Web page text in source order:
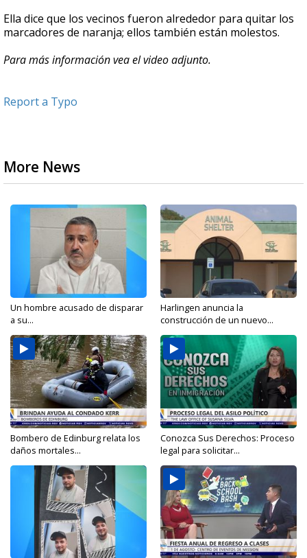
Ella dice que los vecinos fueron alrededor para quitar los
marcadores de naranja; ellos también están molestos.
Para más información vea el video adjunto.
Report a Typo
More News
Un hombre acusado de disparar
a su...
Harlingen anuncia la
construcción de un nuevo...
Bombero de Edinburg relata los
daños mortales...
Conozca Sus Derechos: Proceso
legal para solicitar...